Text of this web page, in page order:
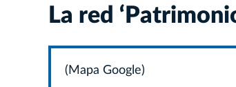
La red
(Mapa Google)